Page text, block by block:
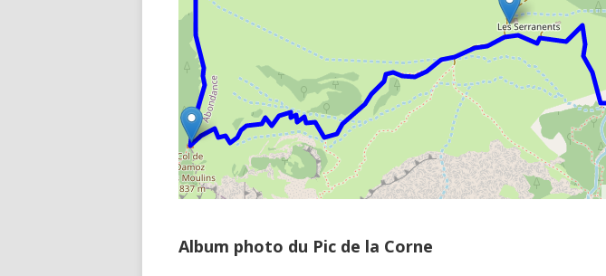
Album photo du Pic de la Corne